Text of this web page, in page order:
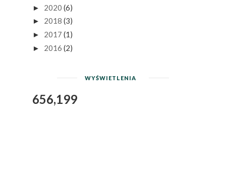
► 2020 (6)
► 2018 (3)
► 2017 (1)
► 2016 (2)
WYŚWIETLENIA
656,199